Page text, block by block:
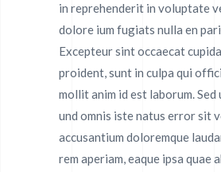
in reprehenderit in voluptate
dolore ium fugiats nulla en
Excepteur sint occaecat
proident, sunt in culpa qui
mollit anim id est laborum.
und omnis iste natus error sit
accusantium doloremque
rem aperiam, eaque ipsa quae